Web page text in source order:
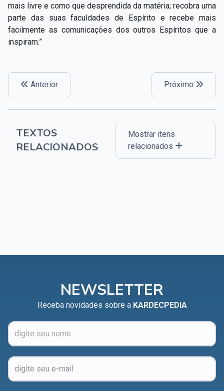
mais livre e como que desprendida da matéria; recobra uma
parte das suas faculdades de Espírito e recebe mais
facilmente as comunicações dos outros Espíritos que a
inspiram.”
Anterior Próximo
TEXTOS
RELACIONADOS
Mostrar itens
relacionados
NEWSLETTER
Receba novidades sobre a KARDECPEDIA